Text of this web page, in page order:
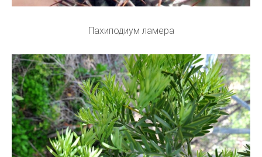
Пахиподиум ламера